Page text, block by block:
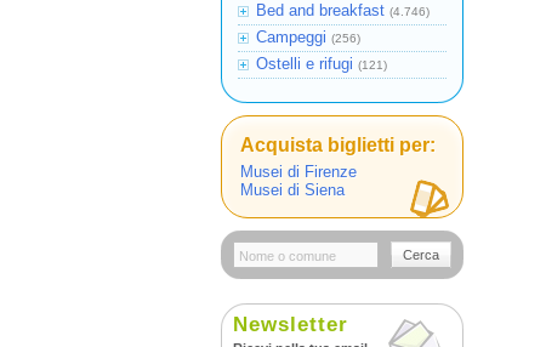
Bed and breakfast (4.746)
Campeggi (256)
Ostelli e rifugi (121)
Acquista biglietti per:
Musei di Firenze
Musei di Siena
Cerca
Newsletter